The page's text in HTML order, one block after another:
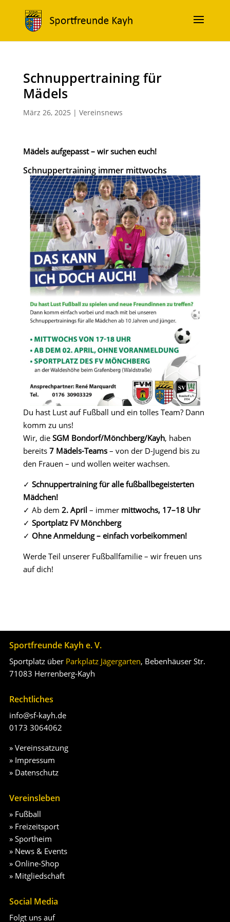
Schnuppertraining für
Mädels
März 26, 2025 | Vereinsnews
Mädels aufgepasst – wir suchen euch!
Schnuppertraining immer mittwochs
Du hast Lust auf Fußball und ein tolles Team? Dann
komm zu uns!
Wir, die SGM Bondorf/Mönchberg/Kayh, haben
bereits 7 Mädels-Teams– von der D-Jugend bis zu
den Frauen – und wollen weiter wachsen.
✓ Schnuppertraining für alle fußballbegeisterten
Mädchen!
✓ Ab dem 2. April– immer mittwochs, 17–18 Uhr
✓ Sportplatz FV Mönchberg
✓ Ohne Anmeldung – einfach vorbeikommen!
Werde Teil unserer Fußballfamilie – wir freuen uns
auf dich!
Sportfreunde Kayh e. V.
Sportplatz über Parkplatz Jägergarten, Bebenhäuser Str.
71083 Herrenberg-Kayh
Rechtliches
info@sf-kayh.de
0173 3064062
» Vereinssatzung
» Impressum
» Datenschutz
Vereinsleben
» Fußball
» Freizeitsport
» Sportheim
» News & Events
» Online-Shop
» Mitgliedschaft
Social Media
Folgt uns auf